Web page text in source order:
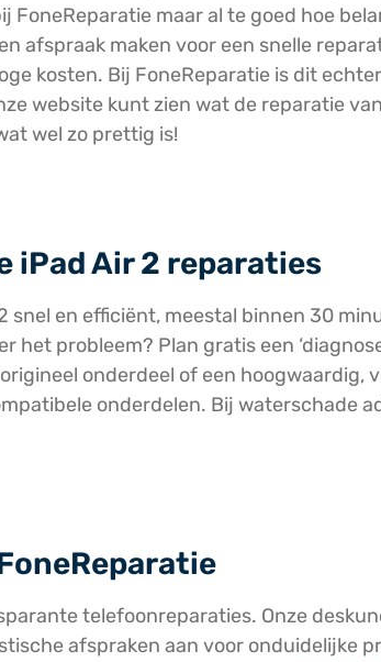
FoneReparatie maar al te goed hoe
afspraak maken voor een snelle
kosten. Bij FoneReparatie is dit
website kunt zien wat de reparatie
wel zo prettig is!
iPad Air 2 reparaties
snel en efficiënt, meestal binnen 30
het probleem? Plan gratis een
onderdeel of een hoogwaardig,
onderdelen. Bij waterschade
telefoonreparaties. Onze
afspraken aan voor onduidelijke